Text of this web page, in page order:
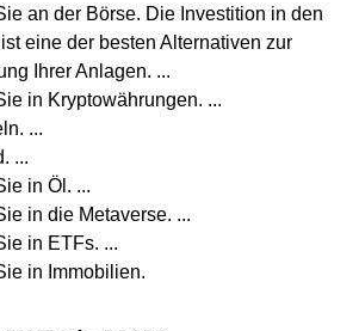
an der Börse. Die Investition in den
eine der besten Alternativen zur
Ihrer Anlagen. ...
in Kryptowährungen. ...
...
...
in Öl. ...
in die Metaverse. ...
in ETFs. ...
in Immobilien.